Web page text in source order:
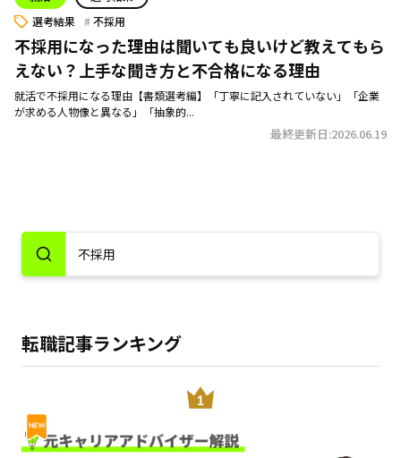
選考結果
不採用
不採用になった理由は聞いても良いけど教えてもら
えない？上手な聞き方と不合格になる理由
就活で不採用になる理由【書類選考編】「丁寧に記入されていない」「企業
が求める人物像と異なる」「抽象的...
最終更新日:2026.06.19
転職記事ランキング